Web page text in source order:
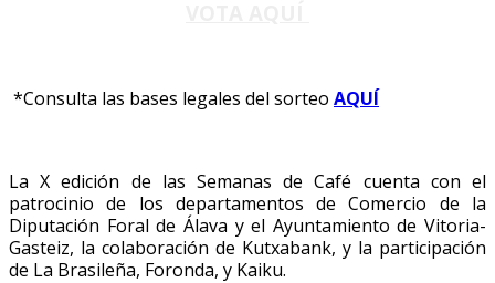
*Consulta las bases legales del sorteo AQUÍ
La X edición de las Semanas de Café cuenta con el
patrocinio de los departamentos de Comercio de la
Diputación Foral de Álava y el Ayuntamiento de Vitoria-
Gasteiz, la colaboración de Kutxabank, y la participación
de La Brasileña, Foronda, y Kaiku.